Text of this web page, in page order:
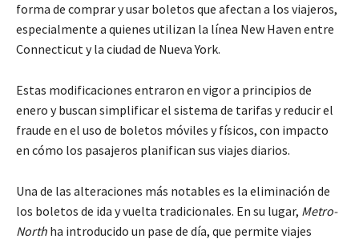
forma de comprar y usar boletos que afectan a los viajeros,
especialmente a quienes utilizan la línea New Haven entre
Connecticut y la ciudad de Nueva York.
Estas modificaciones entraron en vigor a principios de
enero y buscan simplificar el sistema de tarifas y reducir el
fraude en el uso de boletos móviles y físicos, con impacto
en cómo los pasajeros planifican sus viajes diarios.
Una de las alteraciones más notables es la eliminación de
los boletos de ida y vuelta tradicionales. En su lugar, Metro-
North ha introducido un pase de día, que permite viajes